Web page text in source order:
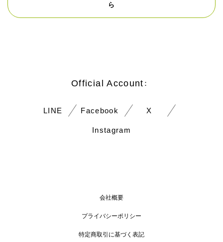
ら
Official Account：
LINE Facebook X
Instagram
会社概要
プライバシーポリシー
特定商取引に基づく表記